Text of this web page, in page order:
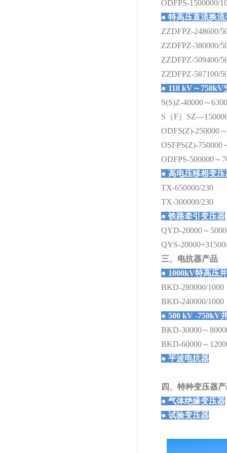
ODFPS-1500000/
● 特高压直流换
ZZDFPZ-248600/
ZZDFPZ-380000/
ZZDFPZ-509400/
ZZDFPZ-587100/
● 110 kV～750kV
S(S)Z-40000～
S（F）
ODFS(Z)-250000
OSFPS(Z)-750000
ODFPS-500000～
● 高电压移相变压
TX-650000/230
TX-300000/230
● 铁路牵引变压器
QYD-20000～
QYS-
三、电抗器产品
● 1000kV特高压
BKD-280000/1000
BKD-240000/1000
● 500 kV -750kV
BKD-30000～
BKD-60000～
● 平波电抗器
四、特种变压器
● 气体绝缘变压器
● 试验变压器